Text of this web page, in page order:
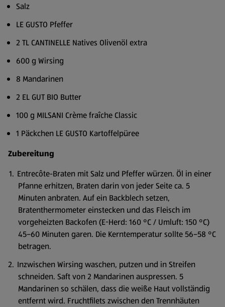
Salz
LE GUSTO Pfeffer
2 TL CANTINELLE Natives Olivenöl extra
600 g Wirsing
8 Mandarinen
2 EL GUT BIO Butter
100 g MILSANI Crème fraîche Classic
1 Päckchen LE GUSTO Kartoffelpüree
Zubereitung
Entrecôte-Braten mit Salz und Pfeffer würzen. Öl in einer
Pfanne erhitzen, Braten darin von jeder Seite ca. 5
Minuten anbraten. Auf ein Backblech setzen,
Bratenthermometer einstecken und das Fleisch im
vorgeheizten Backofen (E-Herd: 160 °C / Umluft: 150 °C)
45–60 Minuten garen. Die Kerntemperatur sollte 56–58 °C
betragen.
Inzwischen Wirsing waschen, putzen und in Streifen
schneiden. Saft von 2 Mandarinen auspressen. 5
Mandarinen so schälen, dass die weiße Haut vollständig
entfernt wird. Fruchtfilets zwischen den Trennhäuten